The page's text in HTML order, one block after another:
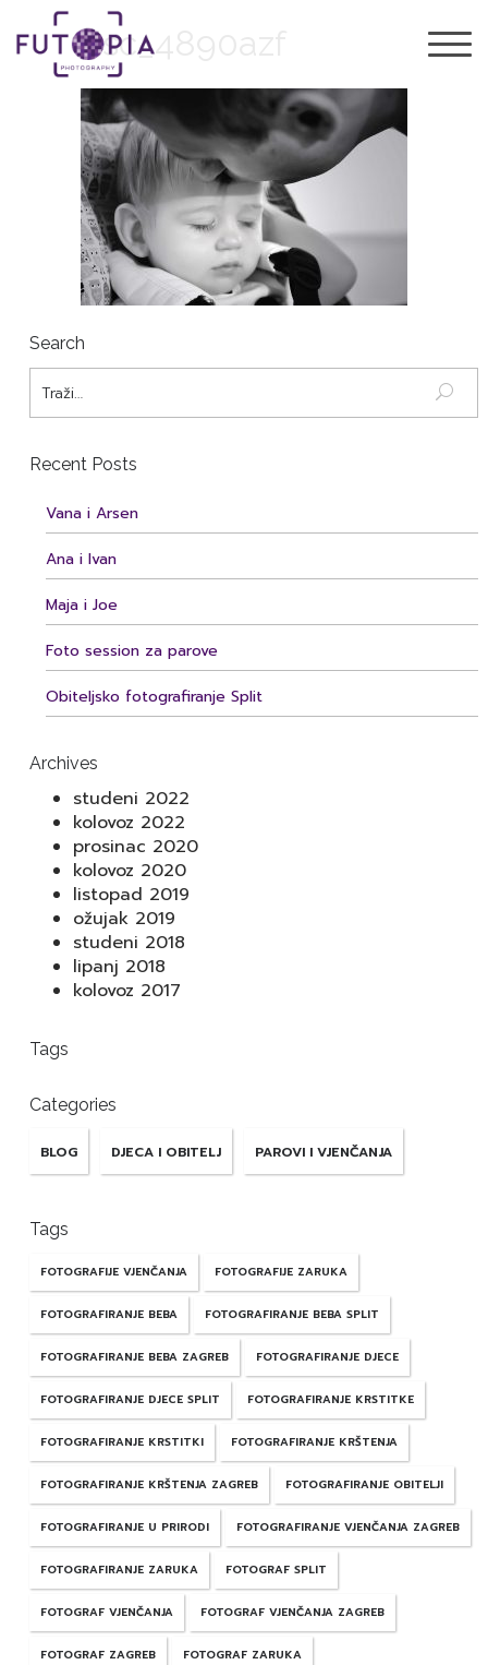
dsc_4890azf
Search
Recent Posts
Vana i Arsen
Ana i Ivan
Maja i Joe
Foto session za parove
Obiteljsko fotografiranje Split
Archives
studeni 2022
kolovoz 2022
prosinac 2020
kolovoz 2020
listopad 2019
ožujak 2019
studeni 2018
lipanj 2018
kolovoz 2017
Tags
Categories
BLOG DJECA I OBITELJ PAROVI I VJENČANJA
Tags
FOTOGRAFIJE VJENČANJA FOTOGRAFIJE ZARUKA
FOTOGRAFIRANJE BEBA FOTOGRAFIRANJE BEBA SPLIT
FOTOGRAFIRANJE BEBA ZAGREB FOTOGRAFIRANJE DJECE
FOTOGRAFIRANJE DJECE SPLIT FOTOGRAFIRANJE KRSTITKE
FOTOGRAFIRANJE KRSTITKI FOTOGRAFIRANJE KRŠTENJA
FOTOGRAFIRANJE KRŠTENJA ZAGREB FOTOGRAFIRANJE OBITELJI
FOTOGRAFIRANJE U PRIRODI FOTOGRAFIRANJE VJENČANJA ZAGREB
FOTOGRAFIRANJE ZARUKA FOTOGRAF SPLIT
FOTOGRAF VJENČANJA FOTOGRAF VJENČANJA ZAGREB
FOTOGRAF ZAGREB FOTOGRAF ZARUKA